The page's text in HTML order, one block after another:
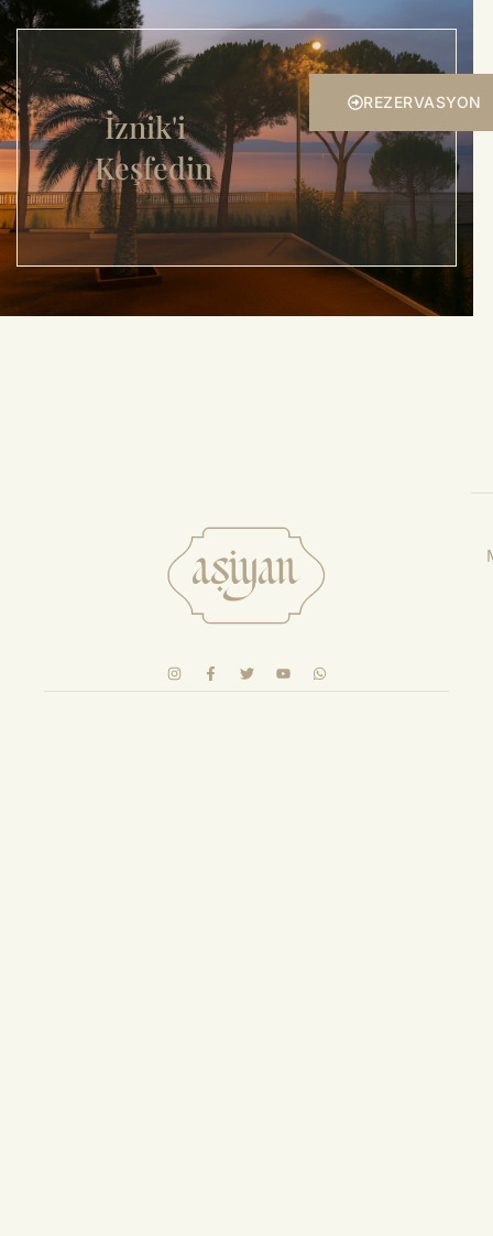
İznik'i
Keşfedin
REZERVASYON